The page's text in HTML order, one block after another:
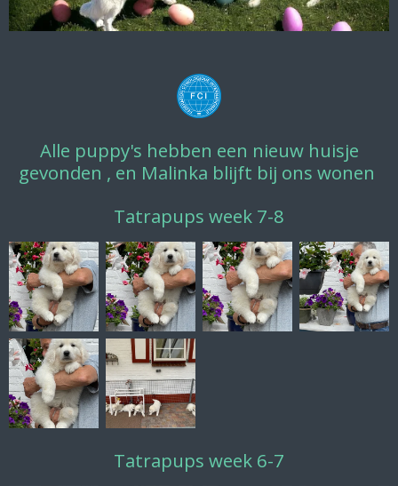
Alle puppy's hebben een nieuw huisje
gevonden , en Malinka blijft bij ons wonen
Tatrapups week 7-8
Tatrapups week 6-7